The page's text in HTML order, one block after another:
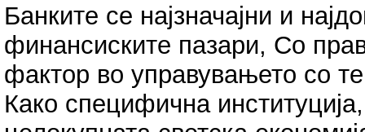
Банките се најзначајни и
финансиските пазари, Со
фактор во управувањето со
Како специфична